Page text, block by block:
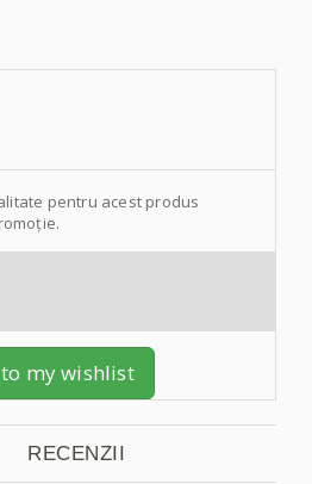
pentru acest produs
my wishlist
RECENZII